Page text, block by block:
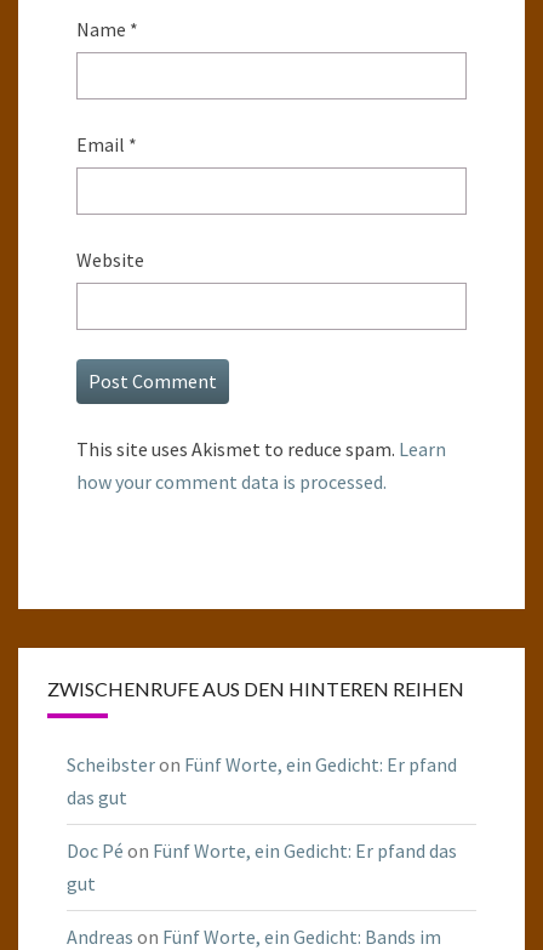
Name *
Email *
Website
This site uses Akismet to reduce spam. Learn
how your comment data is processed.
ZWISCHENRUFE AUS DEN HINTEREN REIHEN
Scheibsteron Fünf Worte, ein Gedicht: Er pfand
das gut
Doc Pé on Fünf Worte, ein Gedicht: Er pfand das
gut
Andreas on Fünf Worte, ein Gedicht: Bands im